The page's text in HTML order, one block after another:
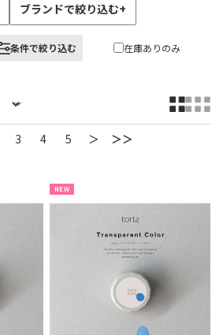
ブランドで絞り込む+
条件で絞り込む 在庫ありのみ
3 4 5 ＞ ＞＞
NEW